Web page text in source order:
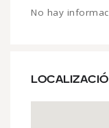
No hay